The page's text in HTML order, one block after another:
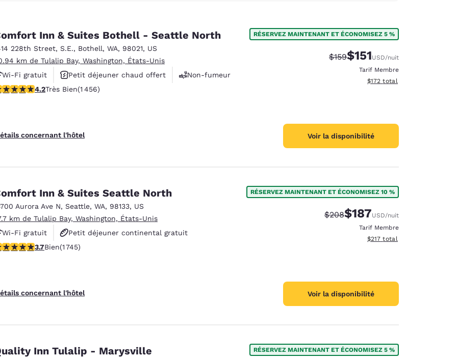
Inn & Suites Bothell - Seattle North
228th Street, S.E., Bothell, WA, 98021, US
km de Tulalip Bay, Washington, États-Unis
Wi-Fi gratuit
Petit déjeuner chaud offert
Non-fumeur
étoiles. Très Bien. 1456 commentaires
4.2Très Bien(1 456)
concernant l'hôtel
RÉSERVEZ MAINTENANT ET ÉCONOMISEZ 5 %
Tarif barré :
$159Tarif réduit :
$151USD/nuit
Tarif Membre
Afficher les détails du total
$172 total
Voir la disponibilité
Inn & Suites Seattle North
Aurora Ave N, Seattle, WA, 98133, US
km de Tulalip Bay, Washington, États-Unis
Wi-Fi gratuit
Petit déjeuner continental gratuit
Petit déjeuner chaud offert
étoiles. Bien. 1745 commentaires
3.7Bien(1 745)
concernant l'hôtel
RÉSERVEZ MAINTENANT ET ÉCONOMISEZ 10 %
Tarif barré :
$208Tarif réduit :
$187USD/nuit
Tarif Membre
Afficher les détails du total
$217 total
Voir la disponibilité
Inn Tulalip - Marysville RÉSERVEZ MAINTENANT ET ÉCONOMISEZ 5 %